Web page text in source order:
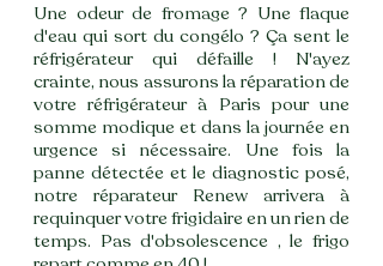
Une odeur de fromage ? Une flaque
d'eau qui sort du congélo ? Ça sent le
réfrigérateur qui défaille ! N'ayez
crainte, nous assurons la réparation de
votre réfrigérateur à Paris pour une
somme modique et dans la journée en
urgence si nécessaire. Une fois la
panne détectée et le diagnostic posé,
notre réparateur Renew arrivera à
requinquer votre frigidaire en un rien de
temps. Pas d'obsolescence ,le frigo